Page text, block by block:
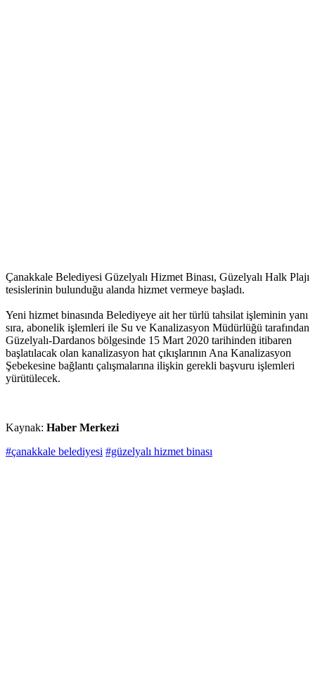
Çanakkale Belediyesi Güzelyalı Hizmet Binası, Güzelyalı Halk Plajı
tesislerinin bulunduğu alanda hizmet vermeye başladı.
Yeni hizmet binasında Belediyeye ait her türlü tahsilat işleminin yanı
sıra, abonelik işlemleri ile Su ve Kanalizasyon Müdürlüğü tarafından
Güzelyalı-Dardanos bölgesinde 15 Mart 2020 tarihinden itibaren
başlatılacak olan kanalizasyon hat çıkışlarının Ana Kanalizasyon
Şebekesine bağlantı çalışmalarına ilişkin gerekli başvuru işlemleri
yürütülecek.
Kaynak: Haber Merkezi
#çanakkale belediyesi #güzelyalı hizmet binası